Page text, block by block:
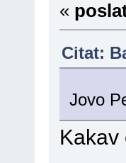
«
Citat:
Jovo
Kakav